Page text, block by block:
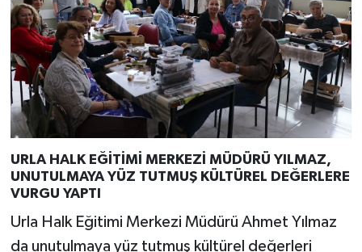
URLA HALK EĞİTİMİ MERKEZİ MÜDÜRÜ YILMAZ,
UNUTULMAYA YÜZ TUTMUŞ KÜLTÜREL DEĞERLERE
VURGU YAPTI
Urla Halk Eğitimi Merkezi Müdürü Ahmet Yılmaz
da unutulmaya yüz tutmuş kültürel değerleri